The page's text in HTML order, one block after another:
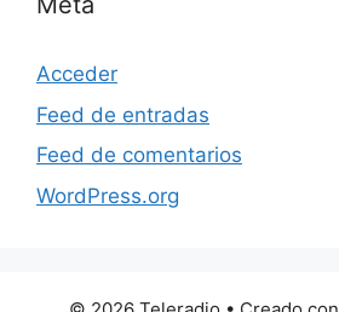
Acceder
Feed de entradas
Feed de comentarios
WordPress.org